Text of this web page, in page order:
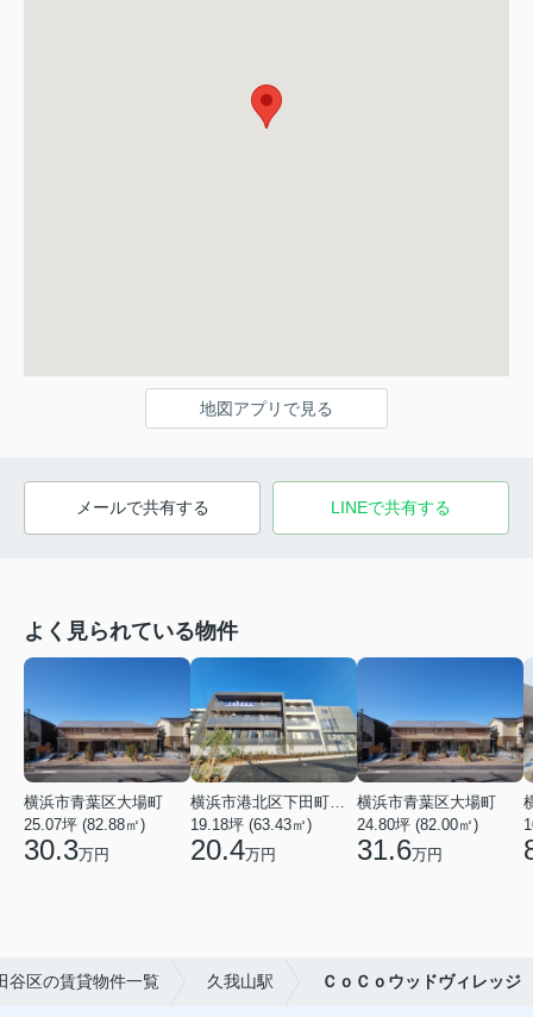
地図アプリで見る
メールで共有する LINEで共有する
よく見られている物件
横浜市青葉区大場町
25.07坪 (82.88㎡)
30.3万円
19.18坪 (63.43㎡)
20.4万円
横浜市青葉区大場町
24.80坪 (82.00㎡)
31.6万円
谷区の賃貸物件一覧 久我山駅 ＣｏＣｏウッドヴィレッジ